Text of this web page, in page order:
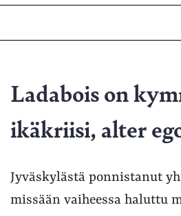
Ladabois on
ikäkriisi, alter
Jyväskylästä ponnistanut
missään vaiheessa haluttu